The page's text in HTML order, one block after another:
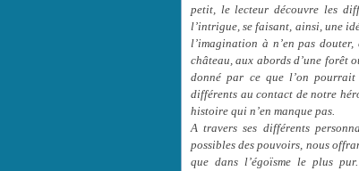
petit, le lecteur découvre les
l’intrigue, se faisant, ainsi, une
l’imagination à n’en pas
château, aux abords d’une forêt
donné par ce que l’on
différents au contact de notre
histoire qui n’en manque pas.
A travers ses différents
possibles des pouvoirs, nous
que dans l’égoïsme le plus